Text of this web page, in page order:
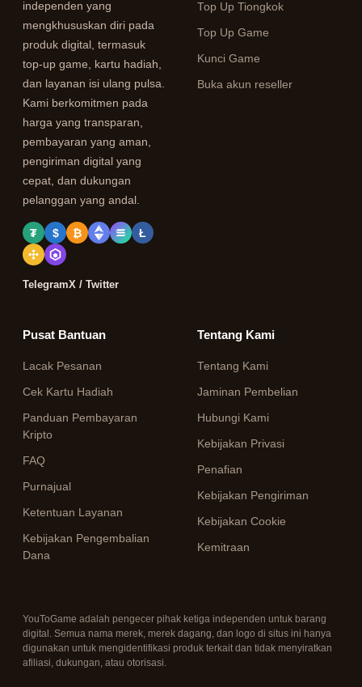
independen yang
mengkhususkan diri pada
produk digital, termasuk
top-up game, kartu hadiah,
dan layanan isi ulang pulsa.
Kami berkomitmen pada
harga yang transparan,
pembayaran yang aman,
pengiriman digital yang
cepat, dan dukungan
pelanggan yang andal.
₮ $ ₿ Ł
TelegramX / Twitter
Top Up Tiongkok
Top Up Game
Kunci Game
Buka akun reseller
Pusat Bantuan
Lacak Pesanan
Cek Kartu Hadiah
Panduan Pembayaran
Kripto
FAQ
Purnajual
Ketentuan Layanan
Kebijakan Pengembalian
Dana
Tentang Kami
Tentang Kami
Jaminan Pembelian
Hubungi Kami
Kebijakan Privasi
Penafian
Kebijakan Pengiriman
Kebijakan Cookie
Kemitraan
YouToGame adalah pengecer pihak ketiga independen untuk barang
digital. Semua nama merek, merek dagang, dan logo di situs ini hanya
digunakan untuk mengidentifikasi produk terkait dan tidak menyiratkan
afiliasi, dukungan, atau otorisasi.